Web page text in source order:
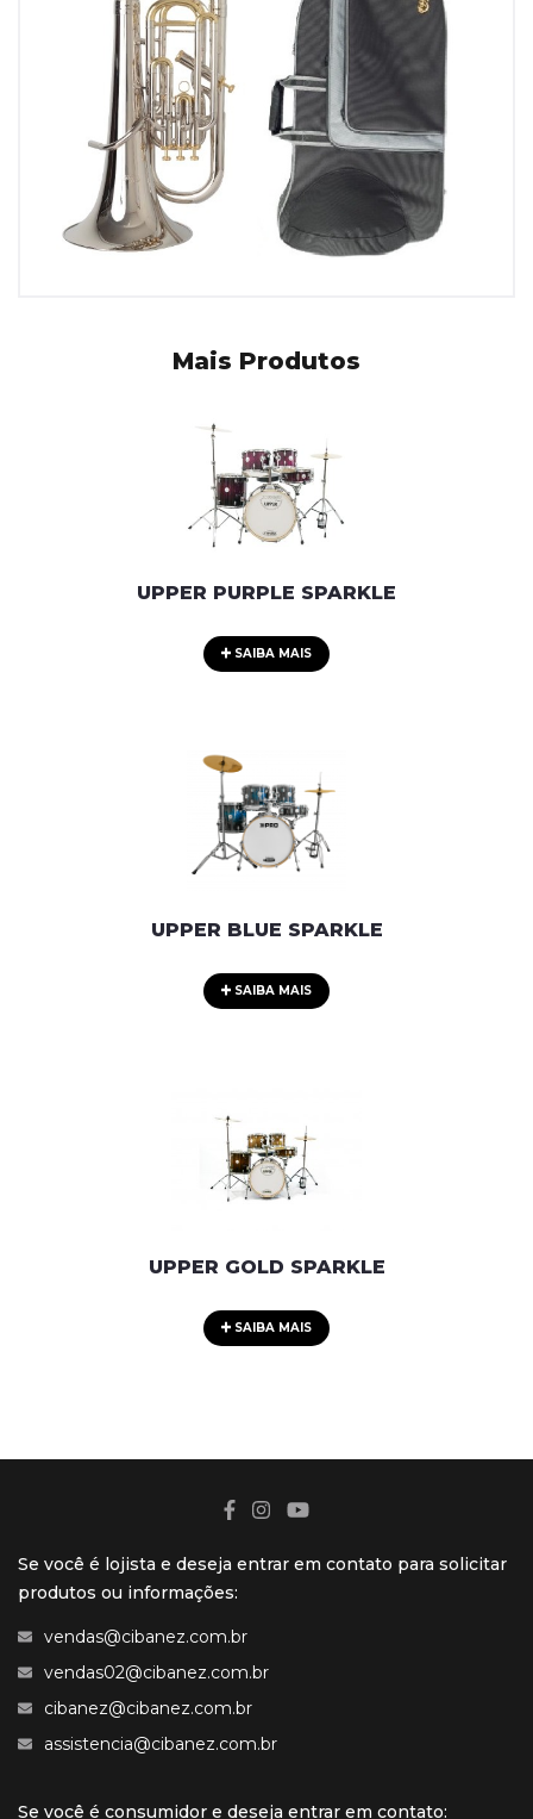
Mais Produtos
UPPER PURPLE SPARKLE
SAIBA MAIS
UPPER BLUE SPARKLE
SAIBA MAIS
UPPER GOLD SPARKLE
SAIBA MAIS
Se você é lojista e deseja entrar em contato para solicitar
produtos ou informações:
vendas@cibanez.com.br
vendas02@cibanez.com.br
cibanez@cibanez.com.br
assistencia@cibanez.com.br
Se você é consumidor e deseja entrar em contato: